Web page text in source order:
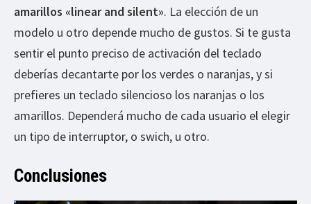
amarillos «linear and silent». La elección de un
modelo u otro depende mucho de gustos. Si te gusta
sentir el punto preciso de activación del teclado
deberías decantarte por los verdes o naranjas, y si
prefieres un teclado silencioso los naranjas o los
amarillos. Dependerá mucho de cada usuario el elegir
un tipo de interruptor, o swich, u otro.
Conclusiones